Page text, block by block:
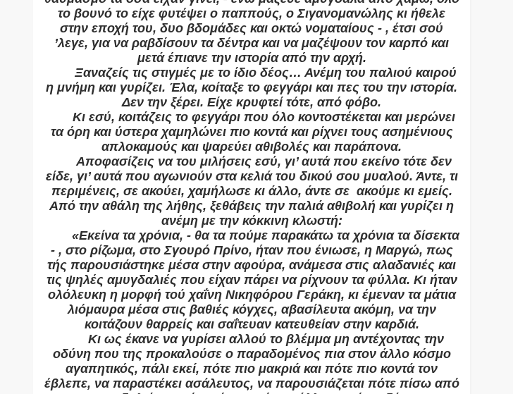
το βουνό το είχε φυτέψει ο παππούς, ο Σιγανομανώλης κι ήθελε
στην εποχή του, δυο βδομάδες και οκτώ νοματαίους - , έτσι σού
’λεγε, για να ραβδίσουν τα δέντρα και να μαζέψουν τον καρπό και
μετά έπιανε την ιστορία από την αρχή.
Ξαναζείς τις στιγμές με το ίδιο δέος… Ανέμη του παλιού καιρού
η μνήμη και γυρίζει. Έλα, κοίταξε το φεγγάρι και πες του την ιστορία.
Δεν την ξέρει. Είχε κρυφτεί τότε, από φόβο.
Κι εσύ, κοιτάζεις το φεγγάρι που όλο κοντοστέκεται και μερώνει
τα όρη και ύστερα χαμηλώνει πιο κοντά και ρίχνει τους ασημένιους
απλοκαμούς και ψαρεύει αθιβολές και παράπονα.
Αποφασίζεις να του μιλήσεις εσύ, γι’ αυτά που εκείνο τότε δεν
είδε, γι’ αυτά που αγωνιούν στα κελιά του δικού σου μυαλού. Άντε, τι
περιμένεις, σε ακούει, χαμήλωσε κι άλλο, άντε σε ακούμε κι εμείς.
Από την αθάλη της λήθης, ξεθάβεις την παλιά αθιβολή και γυρίζει η
ανέμη με την κόκκινη κλωστή:
«Εκείνα τα χρόνια, - θα τα πούμε παρακάτω τα χρόνια τα δίσεκτα
- , στο ρίζωμα, στο Σγουρό Πρίνο, ήταν που ένιωσε, η Μαργώ, πως
τής παρουσιάστηκε μέσα στην αφούρα, ανάμεσα στις αλαδανιές και
τις ψηλές αμυγδαλιές που είχαν πάρει να ρίχνουν τα φύλλα. Κι ήταν
ολόλευκη η μορφή τού χαΐνη Νικηφόρου Γεράκη, κι έμεναν τα μάτια
λιόμαυρα μέσα στις βαθιές κόγχες, αβασίλευτα ακόμη, να την
κοιτάζουν θαρρείς και σαΐτευαν κατευθείαν στην καρδιά.
Κι ως έκανε να γυρίσει αλλού το βλέμμα μη αντέχοντας την
οδύνη που της προκαλούσε ο παραδομένος πια στον άλλο κόσμο
αγαπητικός, πάλι εκεί, πότε πιο μακριά και πότε πιο κοντά τον
έβλεπε, να παραστέκει ασάλευτος, να παρουσιάζεται πότε πίσω από